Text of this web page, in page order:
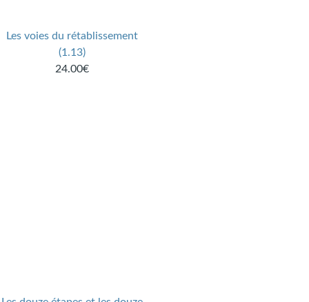
Les voies du rétablissement
(1.13)
24.00€